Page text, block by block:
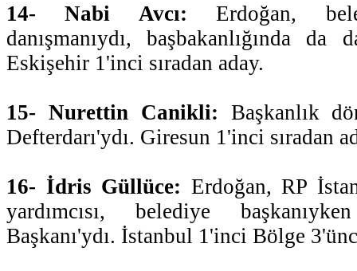
14- Nabi Avcı: Erdoğan,
danışmanıydı, başbakanlığında da
Eskişehir 1'inci sıradan aday.
15- Nurettin Canikli: Başkanlık
Defterdarı'ydı. Giresun 1'inci sıradan
16- İdris Güllüce: Erdoğan, RP
yardımcısı, belediye
Başkanı'ydı. İstanbul 1'inci Bölge